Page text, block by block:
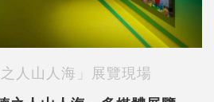
之人山人海」展覽現場